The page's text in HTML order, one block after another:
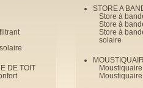
DE TOIT
STORE A
Store à
Store à
Store à
solaire